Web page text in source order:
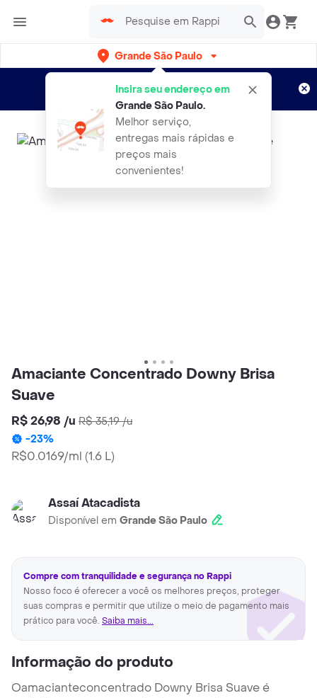
Grande São Paulo
Insira seu endereço em
Grande São Paulo.
Melhor serviço,
entregas mais rápidas e
preços mais
convenientes!
Entregas grátis por 15 dias!
Aplicam T&C
Amaciante Concentrado Downy Brisa
Suave
R$ 26,98 /u R$ 35,19/u
-23%
R$0.0169/ml (1.6 L)
Assaí Atacadista
Disponível em Grande São Paulo
Compre com tranquilidade e segurança no Rappi
Nosso foco é oferecer a você os melhores preços, proteger
suas compras e permitir que utilize o meio de pagamento mais
prático para você. Saiba mais...
Informação do produto
Oamacianteconcentrado Downy Brisa Suave é